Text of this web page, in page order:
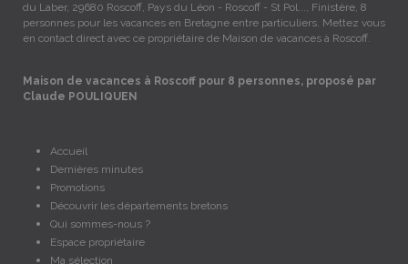
du Laber, 29680 Roscoff, Pays du Léon - Roscoff - St Pol..., Finistère, 8
personnes pour les vacances en Bretagne entre particuliers. Mettez vous
en contact direct avec ce propriétaire de Maison de vacances à Roscoff.
Maison de vacances à Roscoff pour 8 personnes, proposé par
Claude POULIQUEN
Accueil
Dernières minutes
Promotions
Découvrir les départements bretons
Qui sommes-nous ?
Espace propriétaire
Ma sélection